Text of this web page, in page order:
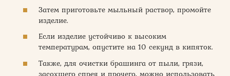
Затем приготовьте мыльный раствор, промойте
изделие.
Если изделие устойчиво к высоким
температурам, опустите на 10 секунд в кипяток.
Также, для очистки брашинга от пыли, грязи,